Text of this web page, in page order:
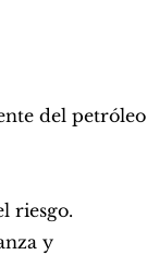
del petróleo
riesgo.
y